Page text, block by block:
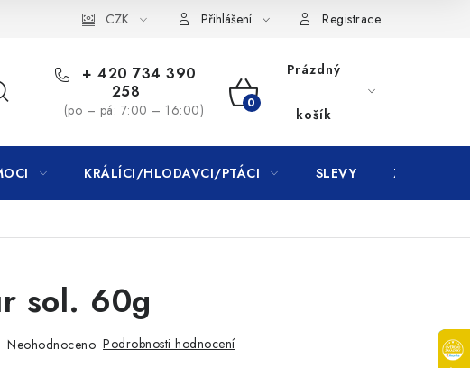
CZK Přihlášení Registrace
+ 420 734 390
258
(po – pá: 7:00 – 16:00)
NÁKUPNÍ
KOŠÍK
Prázdný
košík
KRÁLÍCI/HLODAVCI/PTÁCI SLEVY ZNAČKY
sol. 60g
Neohodnoceno Podrobnosti hodnocení